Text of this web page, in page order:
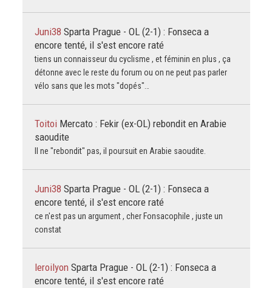
Juni38 Sparta Prague - OL (2-1) : Fonseca a
encore tenté, il s'est encore raté
tiens un connaisseur du cyclisme , et féminin en plus , ça
détonne avec le reste du forum ou on ne peut pas parler
vélo sans que les mots "dopés"…
Toitoi Mercato : Fekir (ex-OL) rebondit en Arabie
saoudite
Il ne "rebondit" pas, il poursuit en Arabie saoudite.
Juni38 Sparta Prague - OL (2-1) : Fonseca a
encore tenté, il s'est encore raté
ce n'est pas un argument , cher Fonsacophile , juste un
constat
leroilyon Sparta Prague - OL (2-1) : Fonseca a
encore tenté, il s'est encore raté